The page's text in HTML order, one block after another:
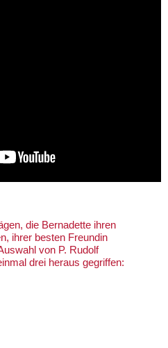
die Bernadette ihren
ihrer besten Freundin
von P. Rudolf
drei heraus gegriffen: